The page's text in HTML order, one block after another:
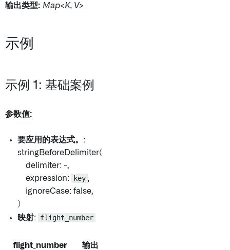
输出类型: Map<K, V>
示例
示例 1: 基础案例
参数值:
要应用的表达式。 :
stringBeforeDelimiter(
delimiter: -,
expression:
key ,
ignoreCase: false,
)
映射: flight_number
flight_number 输出